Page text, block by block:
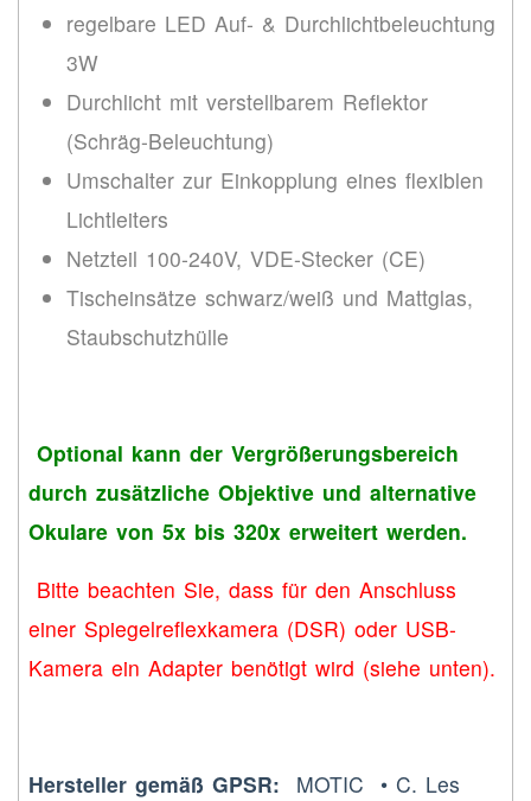
regelbare LED Auf- & Durchlichtbeleuchtung
3W
Durchlicht mit verstellbarem Reflektor
(Schräg-Beleuchtung)
Umschalter zur Einkopplung eines flexiblen
Lichtleiters
Netzteil 100-240V, VDE-Stecker (CE)
Tischeinsätze schwarz/weiß und Mattglas,
Staubschutzhülle
Optional kann der Vergrößerungsbereich
durch zusätzliche Objektive und alternative
Okulare von 5x bis 320x erweitert werden.
Bitte beachten Sie, dass für den Anschluss
einer Spiegelreflexkamera (DSR) oder USB-
Kamera ein Adapter benötigt wird (siehe unten).
Hersteller gemäß GPSR: MOTIC • C. Les